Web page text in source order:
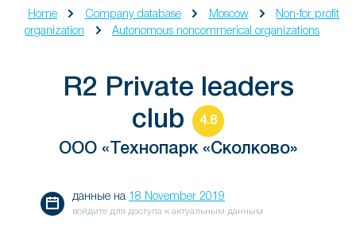
Home Company database Moscow
Non-for profit
organization
Autonomous noncommerical organizations
R2 Private leaders
club
4.8
ООО «Технопарк «Сколково»
данные на 18 November 2019
войдите для доступа к актуальным данным